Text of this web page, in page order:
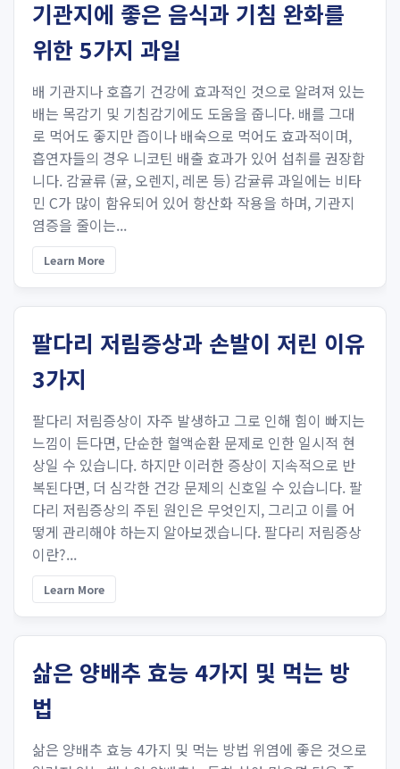
기관지에 좋은 음식과 기침 완화를
위한 5가지 과일
배 기관지나 호흡기 건강에 효과적인 것으로 알려져 있는
배는 목감기 및 기침감기에도 도움을 줍니다. 배를 그대
로 먹어도 좋지만 즙이나 배숙으로 먹어도 효과적이며,
흡연자들의 경우 니코틴 배출 효과가 있어 섭취를 권장합
니다. 감귤류 (귤, 오렌지, 레몬 등) 감귤류 과일에는 비타
민 C가 많이 함유되어 있어 항산화 작용을 하며, 기관지
염증을 줄이는...
Learn More
팔다리 저림증상과 손발이 저린 이유
3가지
팔다리 저림증상이 자주 발생하고 그로 인해 힘이 빠지는
느낌이 든다면, 단순한 혈액순환 문제로 인한 일시적 현
상일 수 있습니다. 하지만 이러한 증상이 지속적으로 반
복된다면, 더 심각한 건강 문제의 신호일 수 있습니다. 팔
다리 저림증상의 주된 원인은 무엇인지, 그리고 이를 어
떻게 관리해야 하는지 알아보겠습니다. 팔다리 저림증상
이란?...
Learn More
삶은 양배추 효능 4가지 및 먹는 방
법
삶은 양배추 효능 4가지 및 먹는 방법 위염에 좋은 것으로